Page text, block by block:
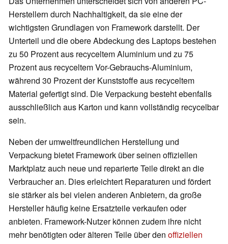
Herstellern durch Nachhaltigkeit, da sie eine der
wichtigsten Grundlagen von Framework darstellt. Der
Unterteil und die obere Abdeckung des Laptops bestehen
zu 50 Prozent aus recyceltem Aluminium und zu 75
Prozent aus recyceltem Vor-Gebrauchs-Aluminium,
während 30 Prozent der Kunststoffe aus recyceltem
Material gefertigt sind. Die Verpackung besteht ebenfalls
ausschließlich aus Karton und kann vollständig recycelbar
sein.
Neben der umweltfreundlichen Herstellung und
Verpackung bietet Framework über seinen offiziellen
Marktplatz auch neue und reparierte Teile direkt an die
Verbraucher an. Dies erleichtert Reparaturen und fördert
sie stärker als bei vielen anderen Anbietern, da große
Hersteller häufig keine Ersatzteile verkaufen oder
anbieten. Framework-Nutzer können zudem ihre nicht
mehr benötigten oder älteren Teile über den offiziellen